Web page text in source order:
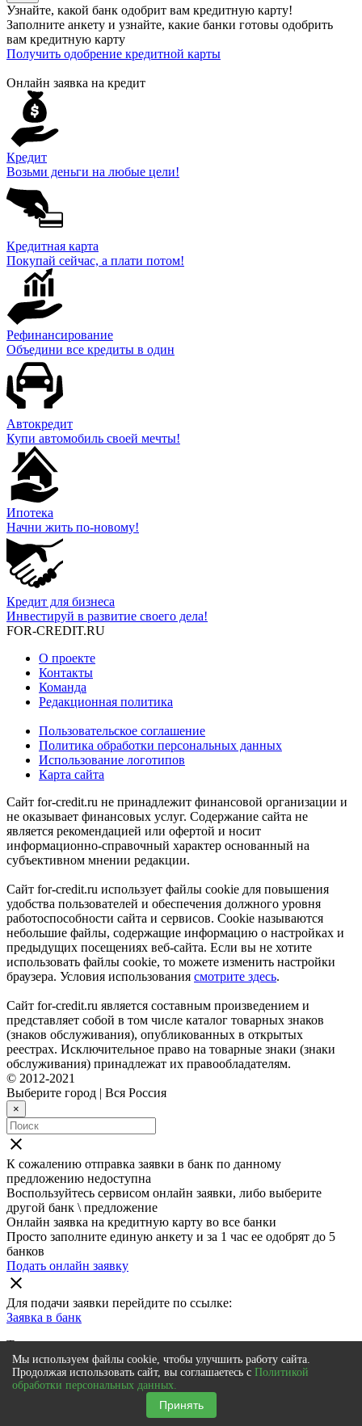
Узнайте, какой банк одобрит вам кредитную карту!
Заполните анкету и узнайте, какие банки готовы одобрить
вам кредитную карту
Получить одобрение кредитной карты
Онлайн заявка на кредит
Кредит
Возьми деньги на любые цели!
Кредитная карта
Покупай сейчас, а плати потом!
Рефинансирование
Объедини все кредиты в один
Автокредит
Купи автомобиль своей мечты!
Ипотека
Начни жить по-новому!
Кредит для бизнеса
Инвестируй в развитие своего дела!
FOR-CREDIT.RU
О проекте
Контакты
Команда
Редакционная политика
Пользовательское соглашение
Политика обработки персональных данных
Использование логотипов
Карта сайта
Сайт for-credit.ru не принадлежит финансовой организации и
не оказывает финансовых услуг. Содержание сайта не
является рекомендацией или офертой и носит
информационно-справочный характер основанный на
субъективном мнении редакции.
Сайт for-credit.ru использует файлы cookie для повышения
удобства пользователей и обеспечения должного уровня
работоспособности сайта и сервисов. Cookie называются
небольшие файлы, содержащие информацию о настройках и
предыдущих посещениях веб-сайта. Если вы не хотите
использовать файлы cookie, то можете изменить настройки
браузера. Условия использования смотрите здесь.
Сайт for-credit.ru является составным произведением и
представляет собой в том числе каталог товарных знаков
(знаков обслуживания), опубликованных в открытых
реестрах. Исключительное право на товарные знаки (знаки
обслуживания) принадлежат их правообладателям.
© 2012-2021
Выберите город | Вся Россия
×
close
К сожалению отправка заявки в банк по данному
предложению недоступна
Воспользуйтесь сервисом онлайн заявки, либо выберите
другой банк \ предложение
Онлайн заявка на кредитную карту во все банки
Просто заполните единую анкету и за 1 час ее одобрят до 5
банков
Подать онлайн заявку
close
Для подачи заявки перейдите по ссылке:
Заявка в банк
Также мы рекомендуем
Онлайн заявка на кредитную карту во все банки
Просто заполните единую анкету и за 1 час ее одобрят до 5
Мы используем файлы cookie, чтобы улучшить работу сайта.
Продолжая использовать сайт, вы соглашаетесь с Политикой
обработки персональных данных.
Принять